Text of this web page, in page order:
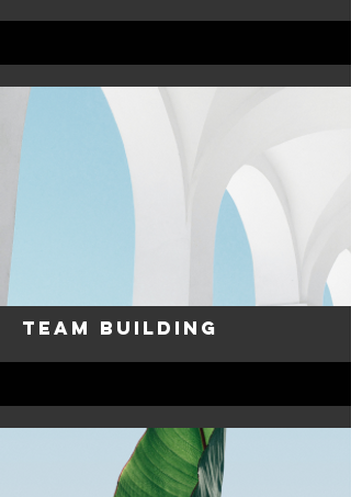
Team building